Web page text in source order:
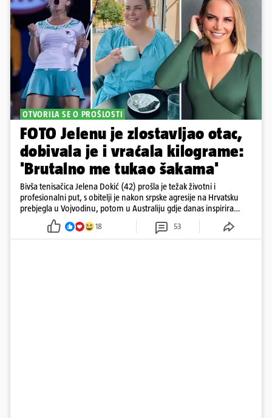
OTVORILA SE O PROŠLOSTI
FOTO Jelenu je zlostavljao otac,
dobivala je i vraćala kilograme:
'Brutalno me tukao šakama'
Bivša tenisačica Jelena Dokić (42) prošla je težak životni i
profesionalni put, s obitelji je nakon srpske agresije na Hrvatsku
prebjegla u Vojvodinu, potom u Australiju gdje danas inspirira
18 53